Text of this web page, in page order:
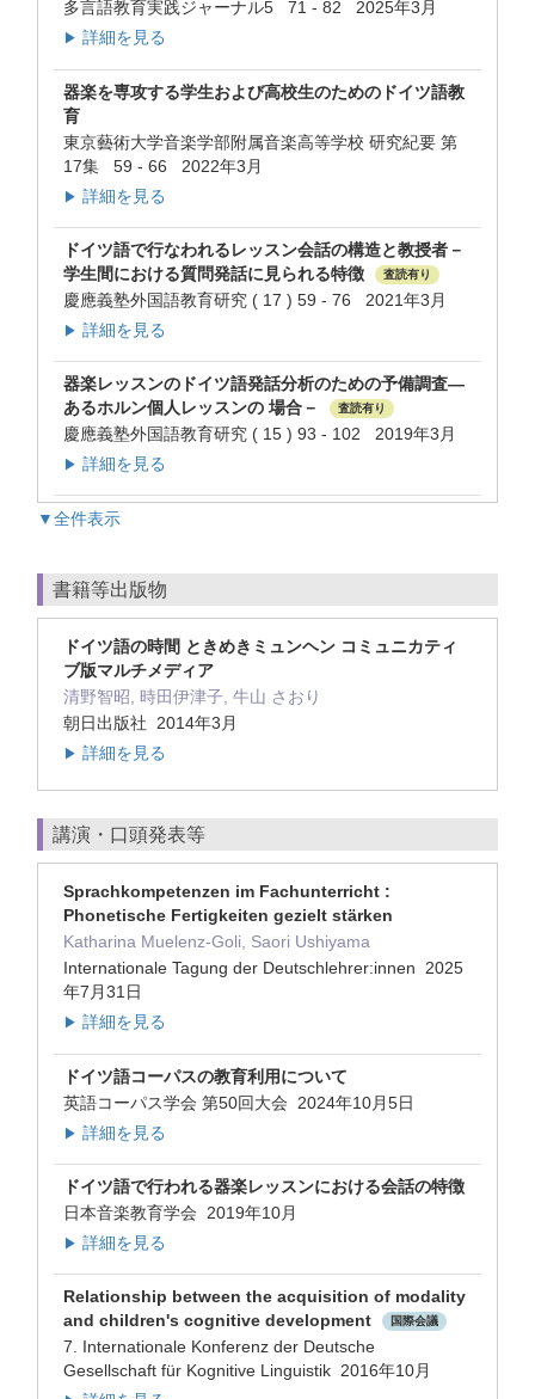
多言語教育実践ジャーナル5 71 - 82 2025年3月
▶ 詳細を見る
器楽を専攻する学生および高校生のためのドイツ語教
育
東京藝術大学音楽学部附属音楽高等学校 研究紀要 第
17集 59 - 66 2022年3月
▶ 詳細を見る
ドイツ語で行なわれるレッスン会話の構造と教授者－
学生間における質問発話に見られる特徴
査読有り
慶應義塾外国語教育研究 ( 17 ) 59 - 76 2021年3月
▶ 詳細を見る
器楽レッスンのドイツ語発話分析のための予備調査―
あるホルン個人レッスンの 場合－
査読有り
慶應義塾外国語教育研究 ( 15 ) 93 - 102 2019年3月
▶ 詳細を見る
▼全件表示
書籍等出版物
ドイツ語の時間 ときめきミュンヘン コミュニカティ
ブ版マルチメディア
清野智昭, 時田伊津子, 牛山 さおり
朝日出版社 2014年3月
▶ 詳細を見る
講演・口頭発表等
Sprachkompetenzen im Fachunterricht :
Phonetische Fertigkeiten gezielt stärken
Katharina Muelenz-Goli, Saori Ushiyama
Internationale Tagung der Deutschlehrer:innen 2025
年7月31日
▶ 詳細を見る
ドイツ語コーパスの教育利用について
英語コーパス学会 第50回大会 2024年10月5日
▶ 詳細を見る
ドイツ語で行われる器楽レッスンにおける会話の特徴
日本音楽教育学会 2019年10月
▶ 詳細を見る
Relationship between the acquisition of modality
and children's cognitive development
国際会議
7. Internationale Konferenz der Deutsche
Gesellschaft für Kognitive Linguistik 2016年10月